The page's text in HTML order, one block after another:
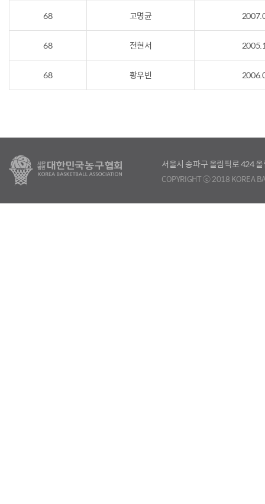
68 고명균
68 전현서
68 황우빈
서울시 송파구 올림픽로 424
COPYRIGHT ⓒ 2018 KOREA